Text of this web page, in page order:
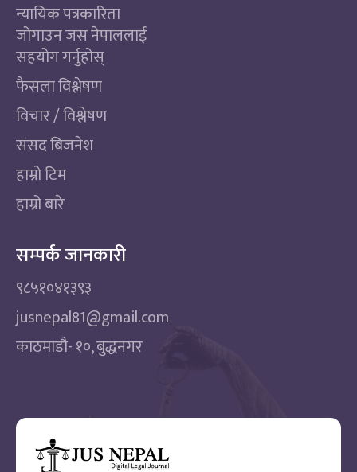
न्यायिक पत्रकारिता
जोगाउन जस नेपाललाई
सहयोग गर्नुहोस्
फैसला विश्लेषण
विचार / विश्लेषण
संसद बिजनेश
हाम्रो टिम
हाम्रो बारे
सम्पर्क जानकारी
९८५१०४१३९३
jusnepal81@gmail.com
काठमाडाै‌- १०, बुद्धनगर